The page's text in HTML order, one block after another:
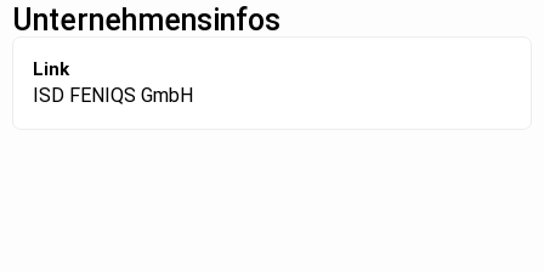
Unternehmensinfos
Link
ISD FENIQS GmbH